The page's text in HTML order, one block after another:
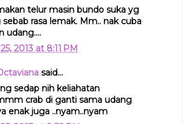
telur masin bundo suka yg
rasa lemak. Mm.. nak cuba
udang....
2013 at 8:11 PM
said...
sedap nih keliahatan
crab di ganti sama udang
enak juga ..nyam..nyam